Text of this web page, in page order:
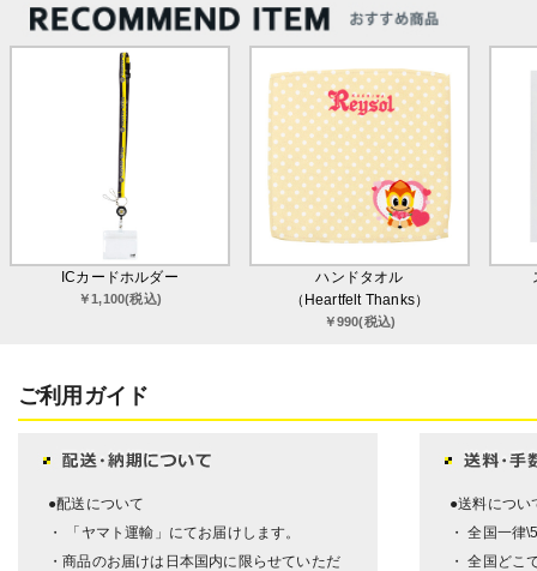
ICカードホルダー
￥1,100(税込)
ハンドタオル
（Heartfelt Thanks）
￥990(税込)
ご利用ガイド
●配送について
・ 「ヤマト運輸」にてお届けします。
・商品のお届けは日本国内に限らせていただ
●送料につい
・ 全国一律
・ 全国どこ